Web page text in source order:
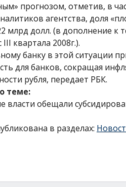
прогнозом, отметив, в
агентства, доля
млрд долл. (в дополнение к
III квартала 2008г.).
банку в этой ситуации
для банков, сокращая
рубля, передает РБК.
теме:
власти обещали
в разделах: